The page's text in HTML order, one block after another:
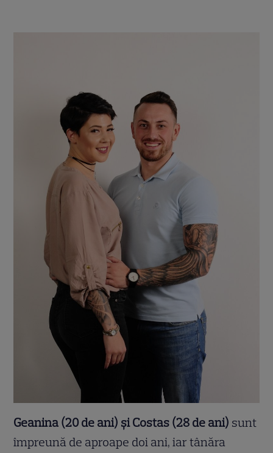
Geanina (20 de ani) și Costas (28 de ani) sunt
împreună de aproape doi ani, iar tânăra